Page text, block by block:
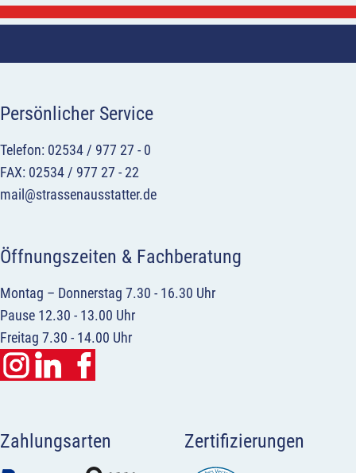
Persönlicher Service
Telefon: 02534 / 977 27 - 0
FAX: 02534 / 977 27 - 22
mail@strassenausstatter.de
Öffnungszeiten & Fachberatung
Montag – Donnerstag 7.30 - 16.30 Uhr
Pause 12.30 - 13.00 Uhr
Freitag 7.30 - 14.00 Uhr
Zahlungsarten Zertifizierungen